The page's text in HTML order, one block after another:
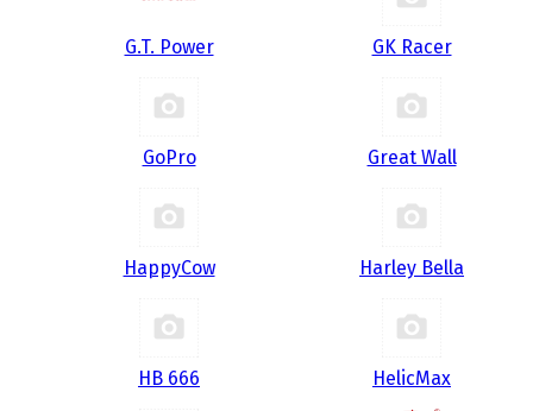
G.T. Power GK Racer
GoPro Great Wall
HappyCow Harley Bella
HB 666 HelicMax